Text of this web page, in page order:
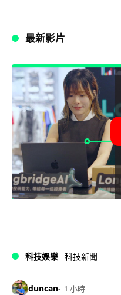
最新影片
科技娛樂 科技新聞
duncan 1 小時